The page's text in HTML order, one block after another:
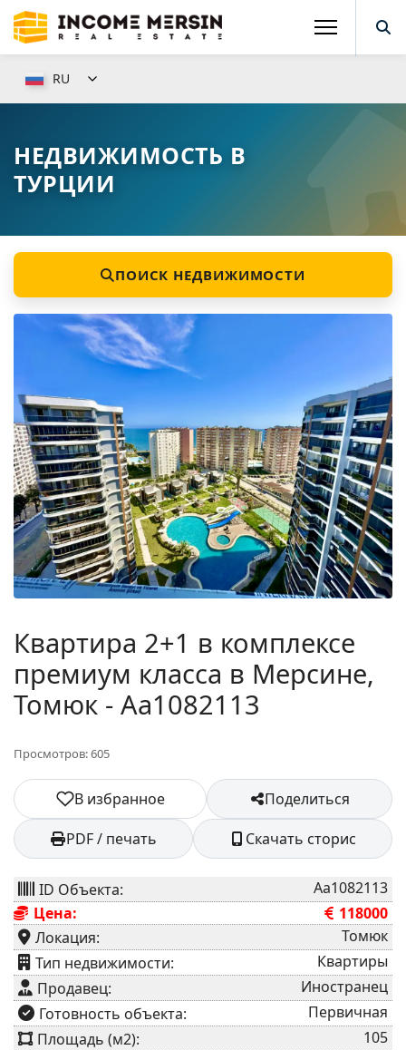
RU
НЕДВИЖИМОСТЬ В
ТУРЦИИ
ПОИСК НЕДВИЖИМОСТИ
Квартира 2+1 в комплексе
премиум класса в Мерсине,
Томюк - Aa1082113
Просмотров: 605
В избранное
Поделиться
PDF / печать
Скачать сторис
ID Объекта:
Aa1082113
Цена:
118000
Локация:
Томюк
⁠Тип недвижимости:
Квартиры
Продавец:
Иностранец
⁠Готовность объекта:
Первичная
Площадь (м2):
105